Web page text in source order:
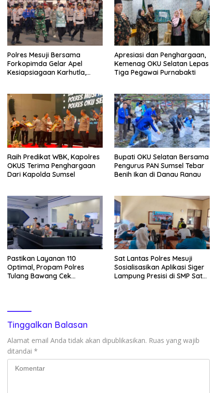
Polres Mesuji Bersama
Forkopimda Gelar Apel
Kesiapsiagaan Karhutla,
Apresiasi dan Penghargaan,
Kemenag OKU Selatan Lepas
Tiga Pegawai Purnabakti
Raih Predikat WBK, Kapolres
OKUS Terima Penghargaan
Dari Kapolda Sumsel
Bupati OKU Selatan Bersama
Pengurus PAN Sumsel Tebar
Benih Ikan di Danau Ranau
Pastikan Layanan 110
Optimal, Propam Polres
Tulang Bawang Cek
Sat Lantas Polres Mesuji
Sosialisasikan Aplikasi Siger
Lampung Presisi di SMP Satu
Tinggalkan Balasan
Alamat email Anda tidak akan dipublikasikan. Ruas yang wajib
ditandai *